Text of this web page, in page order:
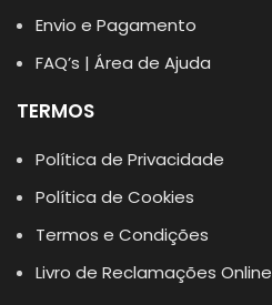
Envio e Pagamento
FAQ’s | Área de Ajuda
TERMOS
Política de Privacidade
Política de Cookies
Termos e Condições
Livro de Reclamações Online